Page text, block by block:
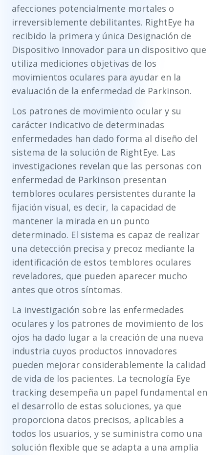
afecciones potencialmente mortales o
irreversiblemente debilitantes. RightEye ha
recibido la primera y única Designación de
Dispositivo Innovador para un dispositivo que
utiliza mediciones objetivas de los
movimientos oculares para ayudar en la
evaluación de la enfermedad de Parkinson.
Los patrones de movimiento ocular y su
carácter indicativo de determinadas
enfermedades han dado forma al diseño del
sistema de la solución de RightEye. Las
investigaciones revelan que las personas con
enfermedad de Parkinson presentan
temblores oculares persistentes durante la
fijación visual, es decir, la capacidad de
mantener la mirada en un punto
determinado. El sistema es capaz de realizar
una detección precisa y precoz mediante la
identificación de estos temblores oculares
reveladores, que pueden aparecer mucho
antes que otros síntomas.
La investigación sobre las enfermedades
oculares y los patrones de movimiento de los
ojos ha dado lugar a la creación de una nueva
industria cuyos productos innovadores
pueden mejorar considerablemente la calidad
de vida de los pacientes. La tecnología Eye
tracking desempeña un papel fundamental en
el desarrollo de estas soluciones, ya que
proporciona datos precisos, aplicables a
todos los usuarios, y se suministra como una
solución flexible que se adapta a una amplia